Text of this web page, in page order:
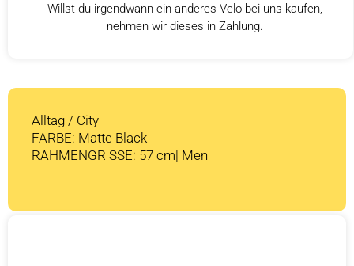
Willst du irgendwann ein anderes Velo bei uns kaufen,
nehmen wir dieses in Zahlung.
Alltag / City
FARBE: Matte Black
RAHMENGR SSE: 57 cm| Men